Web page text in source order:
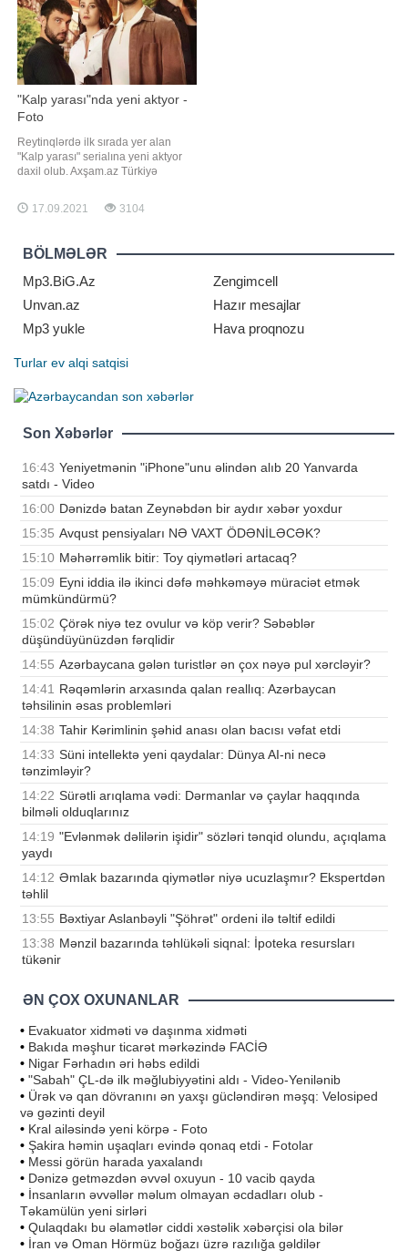
"Kalp yarası"nda yeni aktyor -
Foto
Reytinqlərdə ilk sırada yer alan
"Kalp yarası" serialına yeni aktyor
daxil olub. Axşam.az Türkiyə
ekran işində Görkem Mertsöz rol
alacaq. Aktyor serialda psixoloq
17.09.2021 3104
BÖLMƏLƏR
Mp3.BiG.Az
Zengimcell
Unvan.az
Hazır mesajlar
Mp3 yukle
Hava proqnozu
Turlar ev alqi satqisi
Son Xəbərlər
16:43 Yeniyetmənin "iPhone"unu əlindən alıb 20 Yanvarda
satdı - Video
16:00 Dənizdə batan Zeynəbdən bir aydır xəbər yoxdur
15:35 Avqust pensiyaları NƏ VAXT ÖDƏNİLƏCƏK?
15:10 Məhərrəmlik bitir: Toy qiymətləri artacaq?
15:09 Eyni iddia ilə ikinci dəfə məhkəməyə müraciət etmək
mümkündürmü?
15:02 Çörək niyə tez ovulur və köp verir? Səbəblər
düşündüyünüzdən fərqlidir
14:55 Azərbaycana gələn turistlər ən çox nəyə pul xərcləyir?
14:41 Rəqəmlərin arxasında qalan reallıq: Azərbaycan
təhsilinin əsas problemləri
14:38 Tahir Kərimlinin şəhid anası olan bacısı vəfat etdi
14:33 Süni intellektə yeni qaydalar: Dünya AI-ni necə
tənzimləyir?
14:22 Sürətli arıqlama vədi: Dərmanlar və çaylar haqqında
bilməli olduqlarınız
14:19 "Evlənmək dəlilərin işidir" sözləri tənqid olundu, açıqlama
yaydı
14:12 Əmlak bazarında qiymətlər niyə ucuzlaşmır? Ekspertdən
təhlil
13:55 Bəxtiyar Aslanbəyli "Şöhrət" ordeni ilə təltif edildi
13:38 Mənzil bazarında təhlükəli siqnal: İpoteka resursları
tükənir
ƏN ÇOX OXUNANLAR
• Evakuator xidməti və daşınma xidməti
• Bakıda məşhur ticarət mərkəzində FACİƏ
• Nigar Fərhadın əri həbs edildi
• "Sabah" ÇL-də ilk məğlubiyyətini aldı - Video-Yenilənib
• Ürək və qan dövranını ən yaxşı gücləndirən məşq: Velosiped
və gəzinti deyil
• Kral ailəsində yeni körpə - Foto
• Şakira həmin uşaqları evində qonaq etdi - Fotolar
• Messi görün harada yaxalandı
• Dənizə getməzdən əvvəl oxuyun - 10 vacib qayda
• İnsanların əvvəllər məlum olmayan əcdadları olub -
Təkamülün yeni sirləri
• Qulaqdakı bu əlamətlər ciddi xəstəlik xəbərçisi ola bilər
• İran və Oman Hörmüz boğazı üzrə razılığa gəldilər